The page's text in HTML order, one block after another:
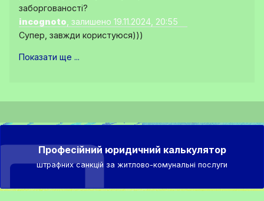
заборгованості?
incognoto , залишено 19.11.2024, 20:55
Супер, завжди користуюся)))
Показати ще ...
Професійний юридичний калькулятор
штрафних санкцій за житлово-комунальні послуги